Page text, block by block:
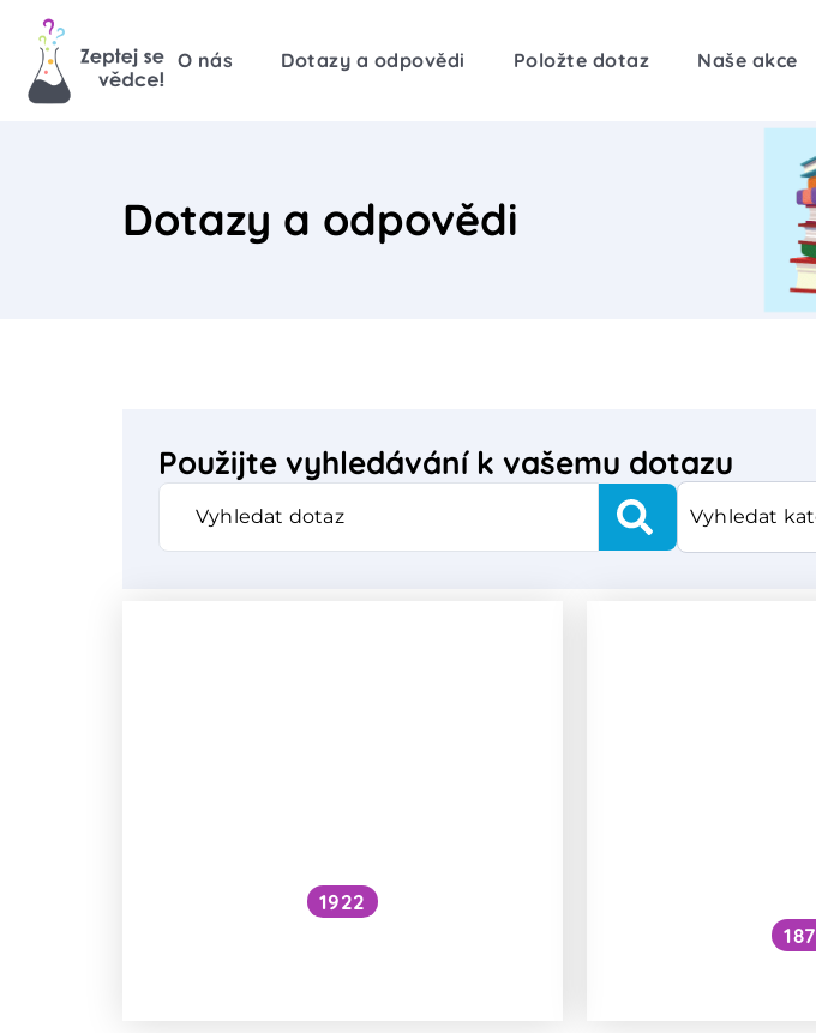
O nás Dotazy a odpovědi Položte dotaz Naše akce
Dotazy a odpovědi
Použijte vyhledávání k vašemu dotazu
1922